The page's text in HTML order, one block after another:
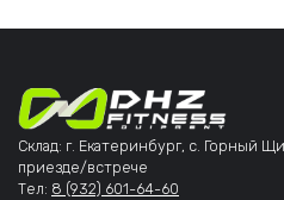
Склад: г. Екатеринбург, с. Горный
приезде/встрече
Тел: 8 (932) 601-64-60